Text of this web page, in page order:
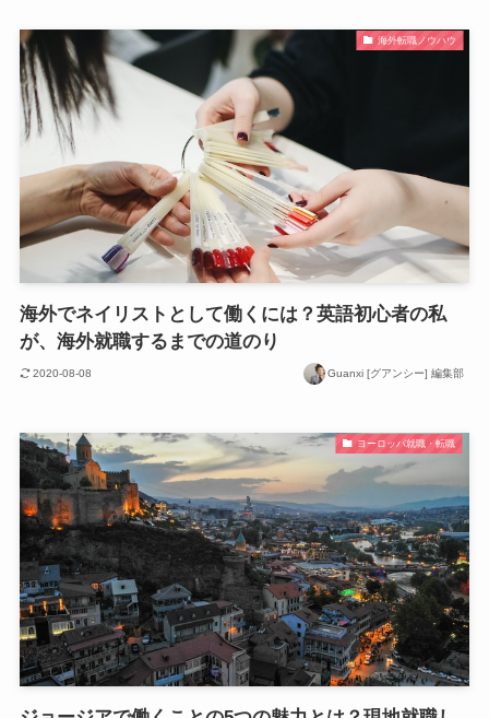
海外転職ノウハウ
海外でネイリストとして働くには？英語初心者の私
が、海外就職するまでの道のり
2020-08-08 Guanxi [グアンシー] 編集部
ヨーロッパ就職・転職